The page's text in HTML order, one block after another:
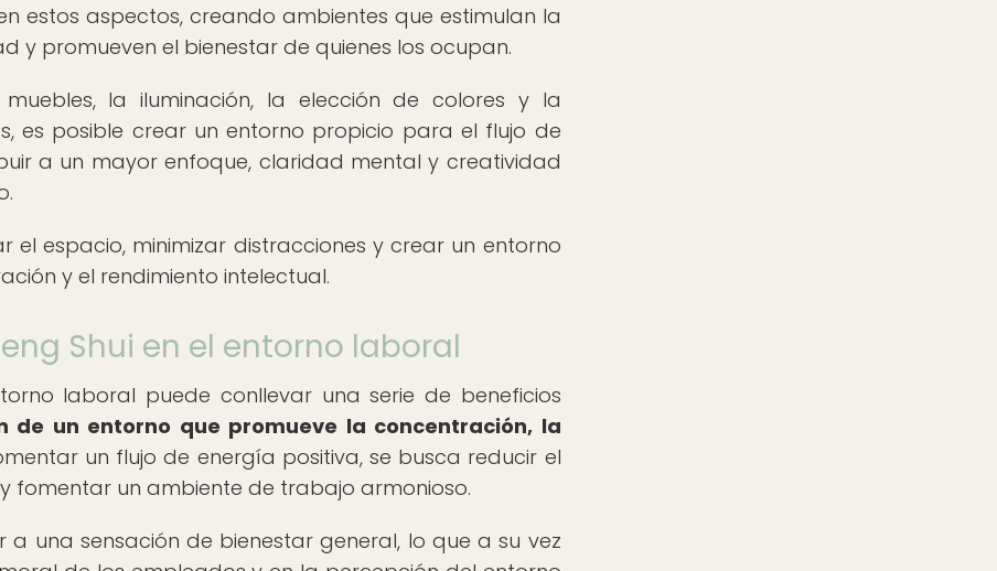
estos aspectos, creando ambientes que estimulan la
y promueven el bienestar de quienes los ocupan.
la iluminación, la elección de colores y la
es posible crear un entorno propicio para el flujo de
a un mayor enfoque, claridad mental y creatividad
el espacio, minimizar distracciones y crear un entorno
y el rendimiento intelectual.
Shui en el entorno laboral
laboral puede conllevar una serie de beneficios
de un entorno que promueve la concentración, la
un flujo de energía positiva, se busca reducir el
fomentar un ambiente de trabajo armonioso.
a una sensación de bienestar general, lo que a su vez